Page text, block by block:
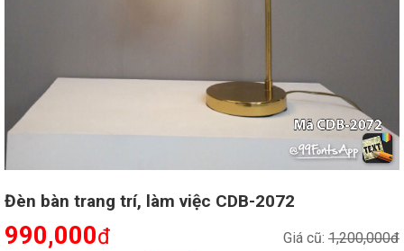
Đèn bàn trang trí, làm việc CDB-2072
Giá cũ: 1,200,000đ
990,000đ